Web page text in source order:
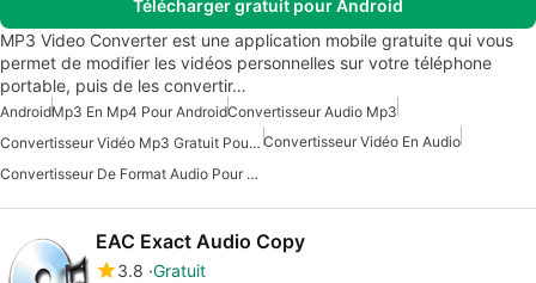
Télécharger gratuit pour Android
MP3 Video Converter est une application mobile gratuite qui vous
permet de modifier les vidéos personnelles sur votre téléphone
portable, puis de les convertir…
AndroidMp3 En Mp4 Pour AndroidConvertisseur Audio Mp3
Convertisseur Vidéo Mp3 Gratuit Pour Android Convertisseur Vidéo En Audio
Convertisseur De Format Audio Pour Android
EAC Exact Audio Copy
3.8 Gratuit